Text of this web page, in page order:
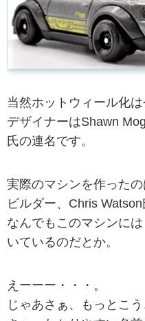
当然ホットウィール化は
デザイナーはShawn
氏の連名です。
実際のマシンを作った
ビルダー、Chris Watson
なんでもこのマシンに
いているのだとか。
えーーー・・・。
じゃあさぁ、もっとこ